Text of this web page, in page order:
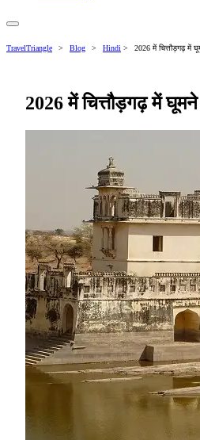
TravelTriangle > Blog > Hindi > 2026 में चित्तौड़गढ़ में
2026 में चित्तौड़गढ़ में